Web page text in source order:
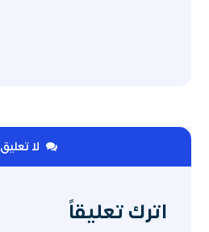
لا تعليق
اترك تعليقاً